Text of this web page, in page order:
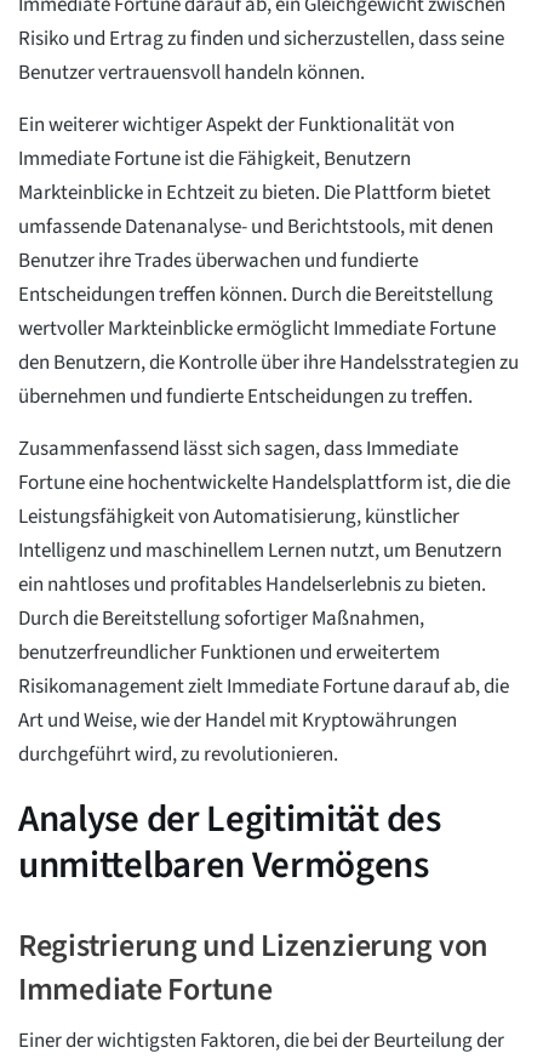
Risiko und Ertrag zu finden und sicherzustellen, dass seine
Benutzer vertrauensvoll handeln können.
Ein weiterer wichtiger Aspekt der Funktionalität von
Immediate Fortune ist die Fähigkeit, Benutzern
Markteinblicke in Echtzeit zu bieten. Die Plattform bietet
umfassende Datenanalyse- und Berichtstools, mit denen
Benutzer ihre Trades überwachen und fundierte
Entscheidungen treffen können. Durch die Bereitstellung
wertvoller Markteinblicke ermöglicht Immediate Fortune
den Benutzern, die Kontrolle über ihre Handelsstrategien zu
übernehmen und fundierte Entscheidungen zu treffen.
Zusammenfassend lässt sich sagen, dass Immediate
Fortune eine hochentwickelte Handelsplattform ist, die die
Leistungsfähigkeit von Automatisierung, künstlicher
Intelligenz und maschinellem Lernen nutzt, um Benutzern
ein nahtloses und profitables Handelserlebnis zu bieten.
Durch die Bereitstellung sofortiger Maßnahmen,
benutzerfreundlicher Funktionen und erweitertem
Risikomanagement zielt Immediate Fortune darauf ab, die
Art und Weise, wie der Handel mit Kryptowährungen
durchgeführt wird, zu revolutionieren.
Analyse der Legitimität des
unmittelbaren Vermögens
Registrierung und Lizenzierung von
Immediate Fortune
Einer der wichtigsten Faktoren, die bei der Beurteilung der